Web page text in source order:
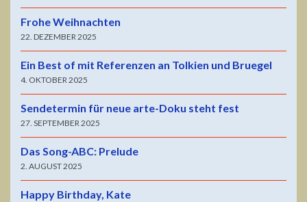
Frohe Weihnachten
22. DEZEMBER 2025
Ein Best of mit Referenzen an Tolkien und Bruegel
4. OKTOBER 2025
Sendetermin für neue arte-Doku steht fest
27. SEPTEMBER 2025
Das Song-ABC: Prelude
2. AUGUST 2025
Happy Birthday, Kate